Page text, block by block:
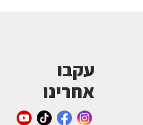
עקבו
אחרינו